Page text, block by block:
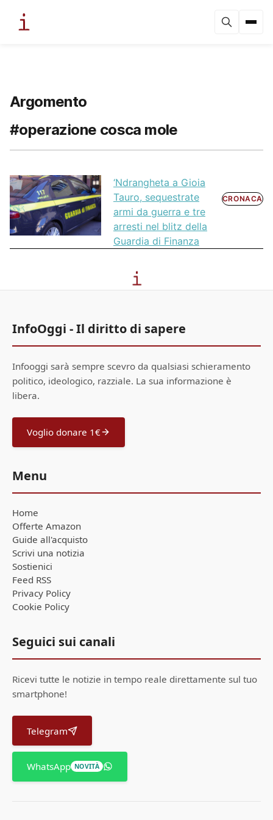
Argomento
#operazione cosca mole
‘Ndrangheta a Gioia
Tauro, sequestrate
armi da guerra e tre
arresti nel blitz della
Guardia di Finanza
CRONACA
InfoOggi - Il diritto di sapere
Infooggi sarà sempre scevro da qualsiasi schieramento
politico, ideologico, razziale. La sua informazione è
libera.
Voglio donare 1€
Menu
Home
Offerte Amazon
Guide all'acquisto
Scrivi una notizia
Sostienici
Feed RSS
Privacy Policy
Cookie Policy
Seguici sui canali
Ricevi tutte le notizie in tempo reale direttamente sul tuo
smartphone!
Telegram
WhatsApp NOVITÀ